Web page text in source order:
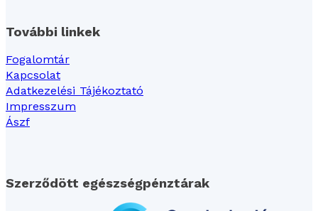
További linkek
Fogalomtár
Kapcsolat
Adatkezelési Tájékoztató
Impresszum
Ászf
Szerződött egészségpénztárak